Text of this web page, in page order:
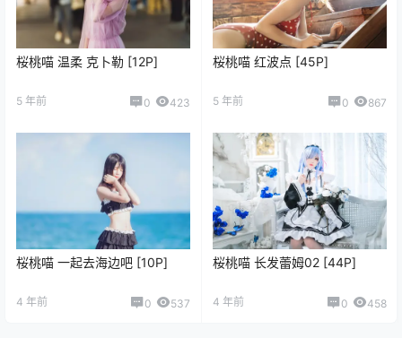
桜桃喵 温柔 克卜勒 [12P]
5 年前 0 423
桜桃喵 红波点 [45P]
5 年前 0 867
桜桃喵 一起去海边吧 [10P]
4 年前 0 537
桜桃喵 长发蕾姆02 [44P]
4 年前 0 458